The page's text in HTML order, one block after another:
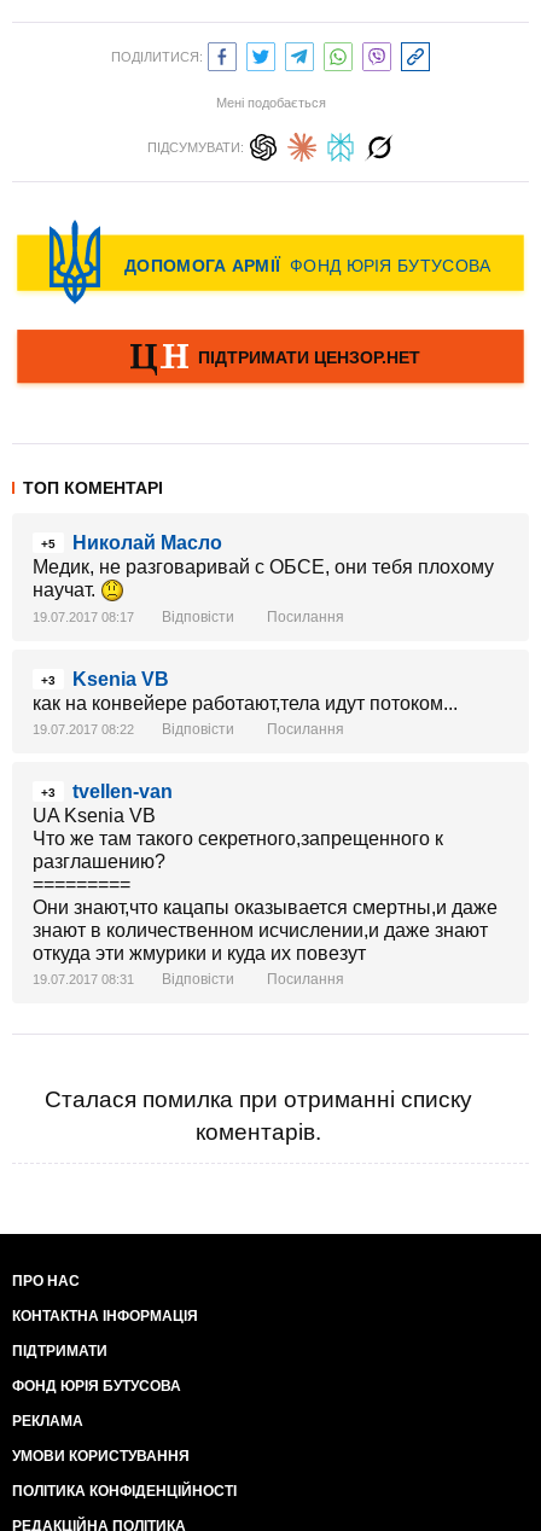
ПОДІЛИТИСЯ:
Мені подобається
ПІДСУМУВАТИ:
ТОП КОМЕНТАРІ
+5
Николай Масло
Медик, не разговаривай с ОБСЕ, они тебя плохому
научат.
19.07.2017 08:17 Відповісти Посилання
+3
Ksenia VB
как на конвейере работают,тела идут потоком...
19.07.2017 08:22 Відповісти Посилання
+3
tvellen-van
UA Ksenia VB
Что же там такого секретного,запрещенного к
разглашению?
=========
Они знают,что кацапы оказывается смертны,и даже
знают в количественном исчислении,и даже знают
откуда эти жмурики и куда их повезут
19.07.2017 08:31 Відповісти Посилання
Сталася помилка при отриманні списку
коментарів.
ПРО НАС
КОНТАКТНА ІНФОРМАЦІЯ
ПІДТРИМАТИ
ФОНД ЮРІЯ БУТУСОВА
РЕКЛАМА
УМОВИ КОРИСТУВАННЯ
ПОЛІТИКА КОНФІДЕНЦІЙНОСТІ
РЕДАКЦІЙНА ПОЛІТИКА